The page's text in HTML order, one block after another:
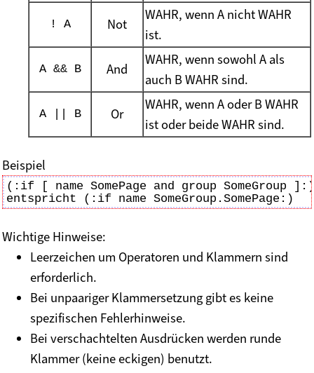
! A Not
WAHR, wenn A nicht WAHR
ist.
A && B And
WAHR, wenn sowohl A als
auch B WAHR sind.
A || B Or
WAHR, wenn A oder B WAHR
ist oder beide WAHR sind.
Beispiel
(:if [ name SomePage and group
Wichtige Hinweise:
Leerzeichen um Operatoren und Klammern sind
erforderlich.
Bei unpaariger Klammersetzung gibt es keine
spezifischen Fehlerhinweise.
Bei verschachtelten Ausdrücken werden runde
Klammer (keine eckigen) benutzt.